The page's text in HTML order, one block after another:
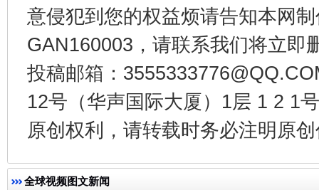
意侵犯到您的权益烦请告知本网
GAN160003，请联系我们将立即
投稿邮箱：
12号（华声国际大厦）1层 1 2 1
原创权利，请转载时务必注明原
全球视频图文新闻
一批国家标准开始实施 从